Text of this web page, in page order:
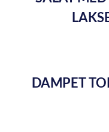
DAMPET